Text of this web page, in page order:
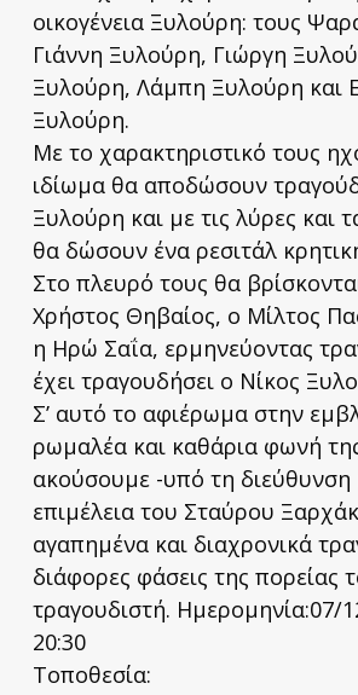
οικογένεια Ξυλούρη: τους
Γιάννη Ξυλούρη, Γιώργη
Ξυλούρη, Λάμπη Ξυλούρη και
Ξυλούρη.
Με το χαρακτηριστικό τους
ιδίωμα θα αποδώσουν
Ξυλούρη και με τις λύρες και
θα δώσουν ένα ρεσιτάλ
Στο πλευρό τους θα
Χρήστος Θηβαίος, o Μίλτος
η Ηρώ Σαΐα, ερμηνεύοντας
έχει τραγουδήσει ο Νίκος
Σ’ αυτό το αφιέρωμα στην
ρωμαλέα και καθάρια φωνή
ακούσουμε -υπό τη διεύθυνση
επιμέλεια του Σταύρου
αγαπημένα και διαχρονικά
διάφορες φάσεις της πορείας
τραγουδιστή. Ημερομηνία:07/
20:30
Τοποθεσία: